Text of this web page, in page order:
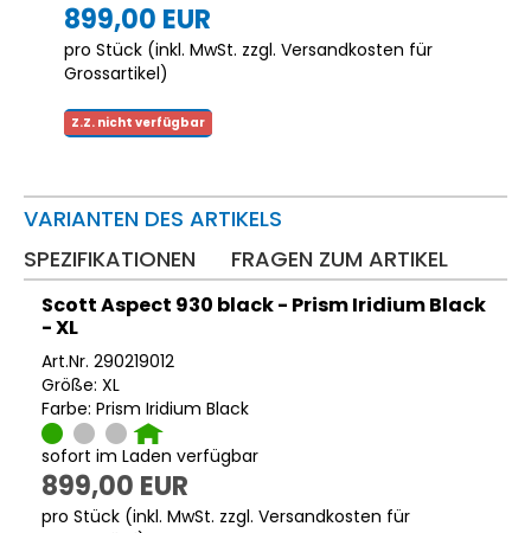
899,00 EUR
pro Stück (inkl. MwSt. zzgl. Versandkosten für
Grossartikel)
Z.Z. nicht verfügbar
VARIANTEN DES ARTIKELS
SPEZIFIKATIONEN
FRAGEN ZUM ARTIKEL
Scott Aspect 930 black - Prism Iridium Black
- XL
Art.Nr. 290219012
Größe: XL
Farbe: Prism Iridium Black
sofort im Laden verfügbar
899,00 EUR
pro Stück (inkl. MwSt. zzgl. Versandkosten für